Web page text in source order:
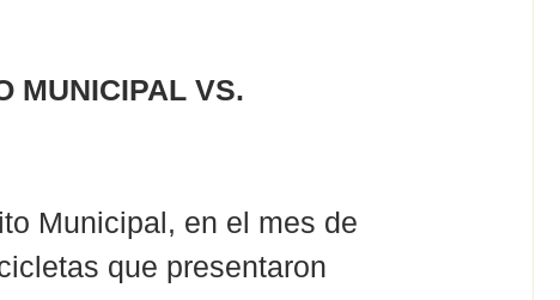
MUNICIPAL VS.
Municipal, en el mes de
que presentaron